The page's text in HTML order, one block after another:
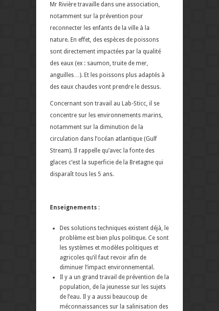
Mr Rivière travaille dans une association,
notamment sur la prévention pour
reconnecter les enfants de la ville à la
nature. En effet, des espèces de poissons
sont directement impactées par la qualité
des eaux (ex : saumon, truite de mer,
anguilles…). Et les poissons plus adaptés à
des eaux chaudes vont prendre le dessus.
Concernant son travail au Lab-Sticc, il se
concentre sur les environnements marins,
notamment sur la diminution de la
circulation dans l’océan atlantique (Gulf
Stream). Il rappelle qu’avec la fonte des
glaces c’est la superficie de la Bretagne qui
disparaît tous les 5 ans.
Enseignements :
Des solutions techniques existent déjà, le
problème est bien plus politique. Ce sont
les systèmes et modèles politiques et
agricoles qu’il faut revoir afin de
diminuer l’impact environnemental.
Il y a un grand travail de prévention de la
population, de la jeunesse sur les sujets
de l’eau. Il y a aussi beaucoup de
méconnaissances sur la salinisation des